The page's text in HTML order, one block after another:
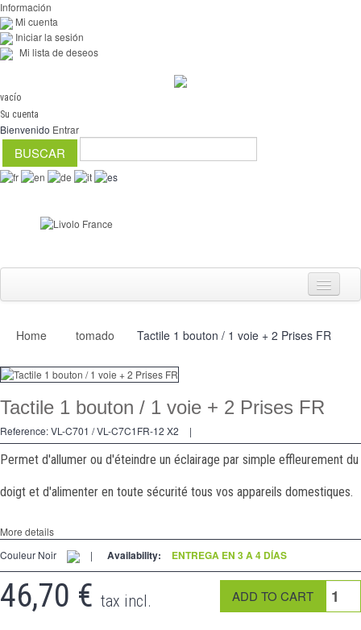
Información
Mi cuenta
Iniciar la sesión
Mi lista de deseos
vacío
Su cuenta
Bienvenido Entrar
Interruptores
regulador
2 Ways
Pièces
Apoyo
Programa de revendedor - LIVOLO Francia Sitio Oficial
Home tomado Tactile 1 bouton / 1 voie + 2 Prises FR
Tactile 1 bouton / 1 voie + 2 Prises FR
Reference:VL-C701 / VL-C7C1FR-12 X2 |
Permet d'allumer ou d'éteindre un éclairage par simple effleurement du
doigt et d'alimenter en toute sécurité tous vos appareils domestiques.
More details
Couleur Noir
| Availability: ENTREGA EN 3 A 4 DÍAS
46,70 € tax incl.